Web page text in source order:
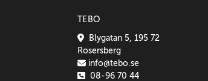
TEBO
Blygatan 5, 195 72
Rosersberg
info@tebo.se
08-96 70 44